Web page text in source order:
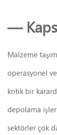
—
Malzeme
operasyonel
kritik bir
depolama
sektörler çok